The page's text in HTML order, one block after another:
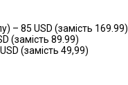
– 85 USD (замість 169.99)
(замість 89.99)
(замість 49,99)